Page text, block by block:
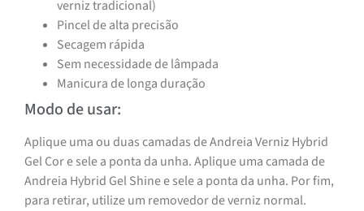
verniz tradicional)
Pincel de alta precisão
Secagem rápida
Sem necessidade de lâmpada
Manicura de longa duração
Modo de usar:
Aplique uma ou duas camadas de Andreia Verniz Hybrid
Gel Cor e sele a ponta da unha. Aplique uma camada de
Andreia Hybrid Gel Shine e sele a ponta da unha. Por fim,
para retirar, utilize um removedor de verniz normal.